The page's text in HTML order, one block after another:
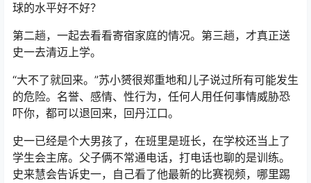
球的水平好不好？
第二趟，一起去看看寄宿家庭的情况。第三趟，才真正送
史一去清迈上学。
“大不了就回来。”苏小赟很郑重地和儿子说过所有可能发生
的危险。名誉、感情、性行为，任何人用任何事情威胁恐
吓你，都可以退回来，回丹江口。
史一已经是个大男孩了，在班里是班长，在学校还当上了
学生会主席。父子俩不常通电话，打电话也聊的是训练。
史来慧会告诉史一，自己看了他最新的比赛视频，哪里踢